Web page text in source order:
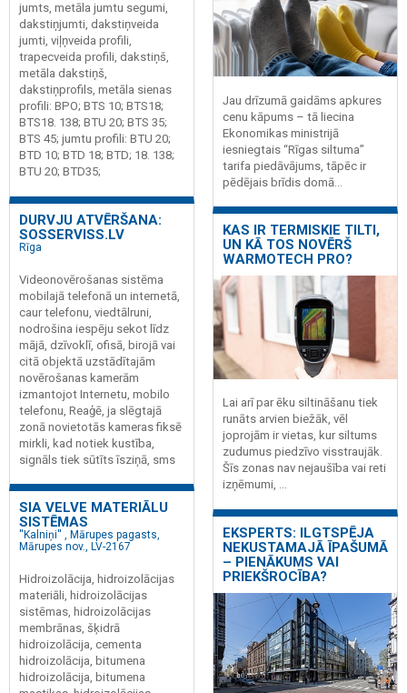
jumts, metāla jumtu segumi,
dakstiņjumti, dakstiņveida
jumti, viļņveida profili,
trapecveida profili, dakstiņš,
metāla dakstiņš,
dakstiņprofils, metāla sienas
profili: BPO; BTS 10; BTS18;
BTS18. 138; BTU 20; BTS 35;
BTS 45; jumtu profili: BTU 20;
BTD 10; BTD 18; BTD; 18. 138;
BTU 20; BTD35;
DURVJU ATVĒRŠANA:
SOSSERVISS.LV
Rīga
Videonovērošanas sistēma
mobilajā telefonā un internetā,
caur telefonu, viedtālruni,
nodrošina iespēju sekot līdz
mājā, dzīvoklī, ofisā, birojā vai
citā objektā uzstādītajām
novērošanas kamerām
izmantojot Internetu, mobilo
telefonu, Reaģē, ja slēgtajā
zonā novietotās kameras fiksē
mirkli, kad notiek kustība,
signāls tiek sūtīts īsziņā, sms
SIA VELVE MATERIĀLU
SISTĒMAS
''Kalniņi'' , Mārupes pagasts,
Mārupes nov., LV-2167
Hidroizolācija, hidroizolācijas
materiāli, hidroizolācijas
sistēmas, hidroizolācijas
membrānas, šķidrā
hidroizolācija, cementa
hidroizolācija, bitumena
hidroizolācija, bitumena
Jau drīzumā gaidāms apkures
cenu kāpums – tā liecina
Ekonomikas ministrijā
iesniegtais “Rīgas siltuma”
tarifa piedāvājums, tāpēc ir
pēdējais brīdis domā...
KAS IR TERMISKIE TILTI,
UN KĀ TOS NOVĒRŠ
WARMOTECH PRO?
Lai arī par ēku siltināšanu tiek
runāts arvien biežāk, vēl
joprojām ir vietas, kur siltums
zudumus piedzīvo visstraujāk.
Šīs zonas nav nejaušība vai reti
izņēmumi, ...
EKSPERTS: ILGTSPĒJA
NEKUSTAMAJĀ ĪPAŠUMĀ
– PIENĀKUMS VAI
PRIEKŠROCĪBA?